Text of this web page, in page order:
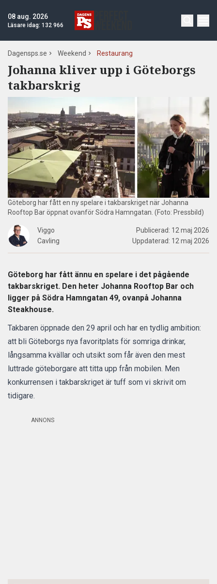
08 aug. 2026
Läsare idag: 132 966
Dagensps.se Weekend Restaurang
Johanna kliver upp i Göteborgs
takbarskrig
Göteborg har fått en ny spelare i takbarskriget när Johanna
Rooftop Bar öppnat ovanför Södra Hamngatan. (Foto: Pressbild)
Viggo
Cavling
Publicerad: 12 maj 2026
Uppdaterad: 12 maj 2026
Göteborg har fått ännu en spelare i det pågående
takbarskriget. Den heter Johanna Rooftop Bar och
ligger på Södra Hamngatan 49, ovanpå Johanna
Steakhouse.
Takbaren öppnade den 29 april och har en tydlig ambition:
att bli Göteborgs nya favoritplats för somriga drinkar,
långsamma kvällar och utsikt som får även den mest
luttrade göteborgare att titta upp från mobilen. Men
konkurrensen i takbarskriget är tuff som vi skrivit om
tidigare.
ANNONS